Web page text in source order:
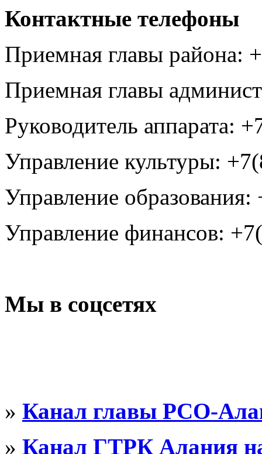
Контактные телефоны
Приемная главы района:
Приемная главы
Руководитель аппарата:
Управление культуры:
Управление
Управление финансов:
Мы в соцсетях
» Канал главы РСО-
» Канал ГТРК Алания